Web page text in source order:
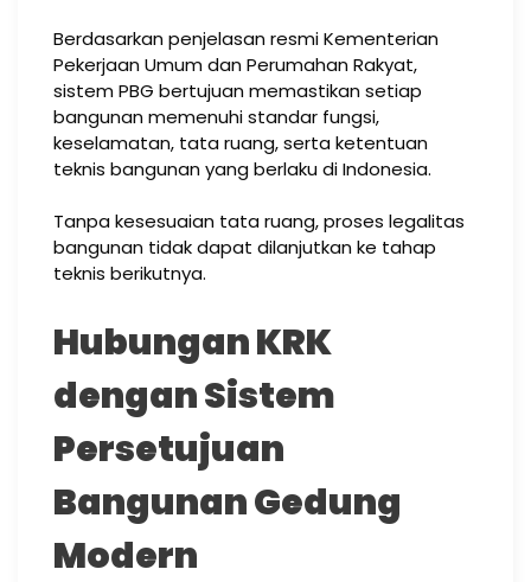
Berdasarkan penjelasan resmi Kementerian
Pekerjaan Umum dan Perumahan Rakyat,
sistem PBG bertujuan memastikan setiap
bangunan memenuhi standar fungsi,
keselamatan, tata ruang, serta ketentuan
teknis bangunan yang berlaku di Indonesia.
Tanpa kesesuaian tata ruang, proses legalitas
bangunan tidak dapat dilanjutkan ke tahap
teknis berikutnya.
Hubungan KRK
dengan Sistem
Persetujuan
Bangunan Gedung
Modern